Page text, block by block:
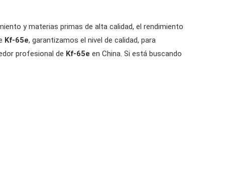
y materias primas de alta calidad, el rendimiento
Kf-65e, garantizamos el nivel de calidad, para
profesional de Kf-65e en China. Si está buscando